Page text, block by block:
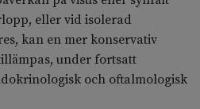
eller vid isolerad
kan en mer konservativ
under fortsatt
och oftalmologisk